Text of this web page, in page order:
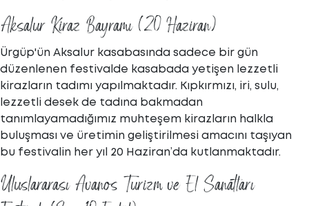
Aksalur Kiraz Bayramı (20 Haziran)
Ürgüp'ün Aksalur kasabasında sadece bir gün
düzenlenen festivalde kasabada yetişen lezzetli
kirazların tadımı yapılmaktadır. Kıpkırmızı, iri, sulu,
lezzetli desek de tadına bakmadan
tanımlayamadığımız muhteşem kirazların halkla
buluşması ve üretimin geliştirilmesi amacını taşıyan
bu festivalin her yıl 20 Haziran’da kutlanmaktadır.
Uluslararası Avanos Turizm ve El Sanatları